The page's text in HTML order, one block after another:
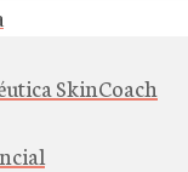
SkinCoach